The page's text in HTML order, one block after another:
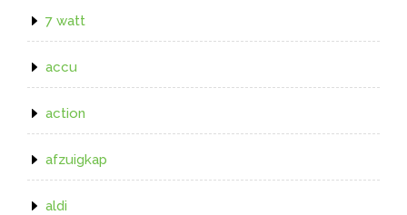
7 watt
accu
action
afzuigkap
aldi